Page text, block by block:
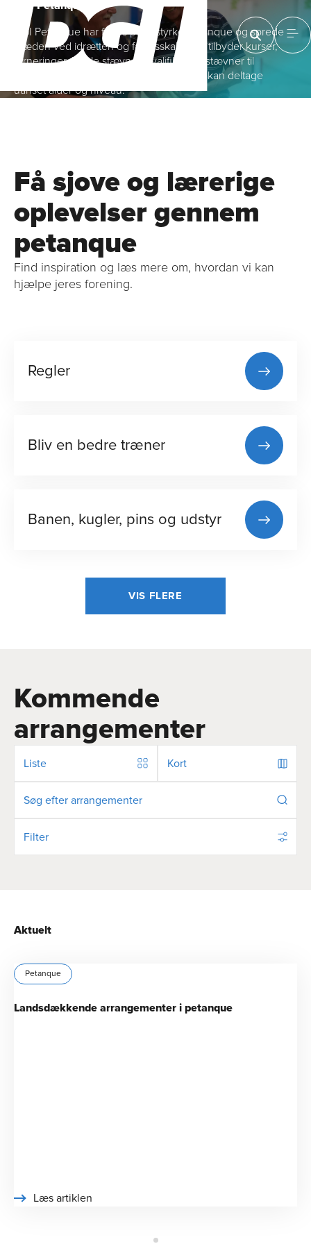
DGI Petanque
DGI Petanque har fokus på at styrke petanque og sprede
glæden ved idrætten og fællesskabet. Vi tilbyder kurser,
turneringer, lokale stævner, kvalifikationsstævner til
landsmesterskaber og meget andet. Alle kan deltage
uanset alder og niveau.
Få sjove og lærerige
oplevelser gennem
petanque
Find inspiration og læs mere om, hvordan vi kan
hjælpe jeres forening.
Regler
Bliv en bedre træner
Banen, kugler, pins og udstyr
VIS FLERE
Kommende
arrangementer
Filter
Liste Kort
Aktuelt
Petanque
Landsdækkende arrangementer i petanque
Læs artiklen